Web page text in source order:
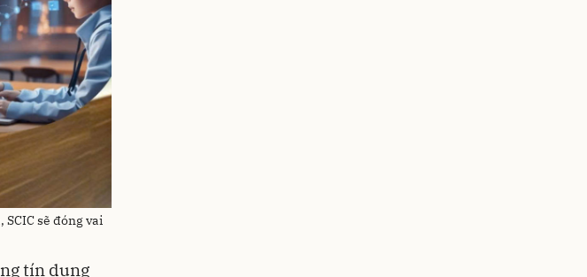
sẽ đóng vai
tín dụng